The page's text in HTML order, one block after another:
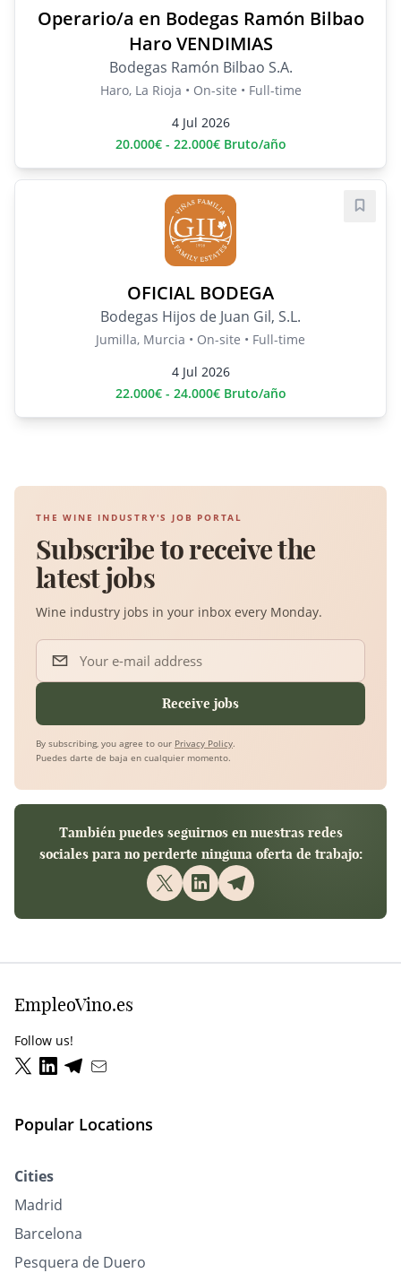
Operario/a en Bodegas Ramón Bilbao
Haro VENDIMIAS
Bodegas Ramón Bilbao S.A.
Haro, La Rioja • On-site • Full-time
4 Jul 2026
20.000€ - 22.000€ Bruto/año
OFICIAL BODEGA
Bodegas Hijos de Juan Gil, S.L.
Jumilla, Murcia • On-site • Full-time
4 Jul 2026
22.000€ - 24.000€ Bruto/año
Save
THE WINE INDUSTRY'S JOB PORTAL
Subscribe to receive the
latest jobs
Wine industry jobs in your inbox every Monday.
Your e-mail address
Receive jobs
By subscribing, you agree to our Privacy Policy.
Puedes darte de baja en cualquier momento.
También puedes seguirnos en nuestras redes
sociales para no perderte ninguna oferta de trabajo:
EmpleoVino.es
Follow us!
Popular Locations
Cities
Madrid
Barcelona
Pesquera de Duero